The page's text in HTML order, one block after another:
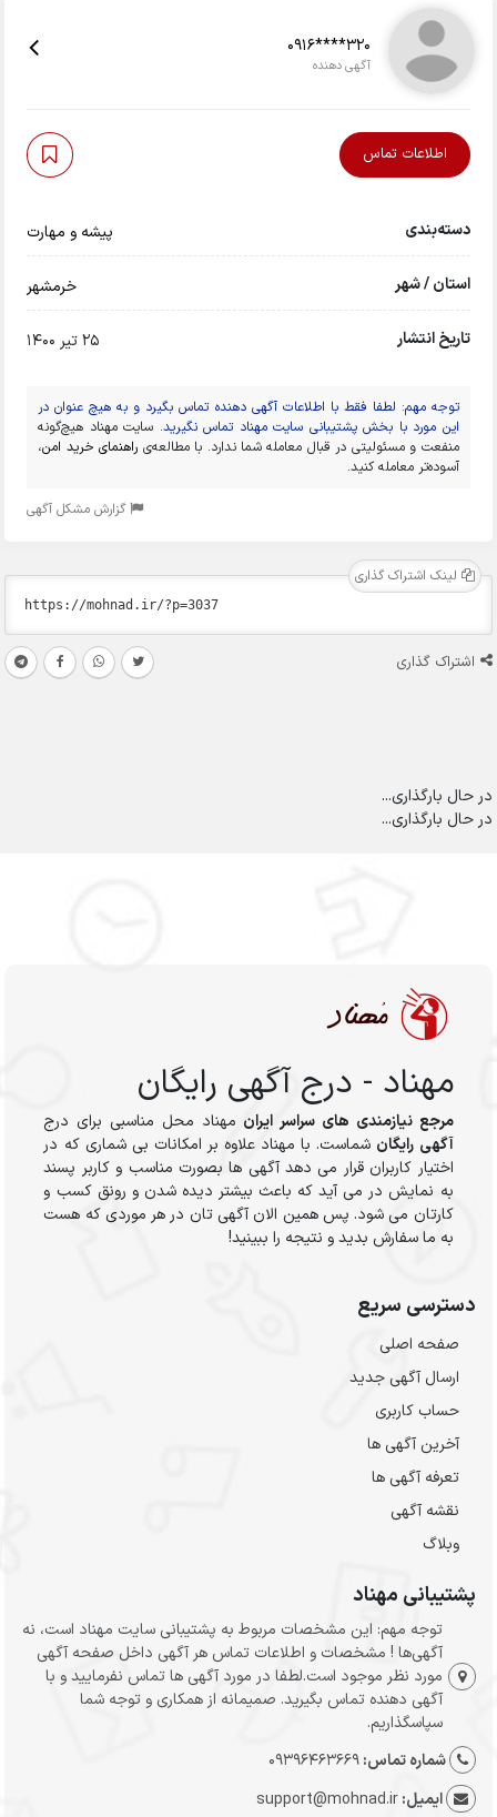
0916****320
آگهی دهنده
اطلاعات تماس
دسته‌بندی پیشه و مهارت
استان / شهر خرمشهر
تاریخ انتشار 25 تیر 1400
توجه مهم: لطفا فقط با اطلاعات آگهی دهنده تماس بگیرد و به هیچ عنوان در
این مورد با بخش پشتیبانی سایت مهناد تماس نگیرید. سایت مهناد هیچ‌گونه
منفعت و مسئولیتی در قبال معامله شما ندارد. با مطالعه‌ی راهنمای خرید امن،
آسوده‌تر معامله کنید.
گزارش مشکل آگهی
لینک اشتراک گذاری
اشتراک گذاری
در حال بارگذاری...
در حال بارگذاری...
مهناد - درج آگهی رایگان
مرجع نیازمندی های سراسر ایران مهناد محل مناسبی برای درج
آگهی رایگان شماست. با مهناد علاوه بر امکانات بی شماری که در
اختیار کاربران قرار می دهد آگهی ها بصورت مناسب و کاربر پسند
به نمایش در می آید که باعث بیشتر دیده شدن و رونق کسب و
کارتان می شود. پس همین الان آگهی تان در هر موردی که هست
به ما سفارش بدید و نتیجه را ببینید!
دسترسی سریع
صفحه اصلی
ارسال‌ آگهی جدید
حساب کاربری
آخرین آگهی ها
تعرفه آگهی ها
نقشه آگهی
وبلاگ
پشتیبانی مهناد
توجه مهم: این مشخصات مربوط به پشتیبانی سایت مهناد است، نه
آگهی‌ها ! مشخصات و اطلاعات تماس هر آگهی داخل صفحه آگهی
مورد نظر موجود است.لطفا در مورد آگهی ها تماس نفرمایید و با
آگهی دهنده تماس بگیرید. صمیمانه از همکاری و توجه شما
سپاسگذاریم.
شماره تماس:09396463669
ایمیل:support@mohnad.ir